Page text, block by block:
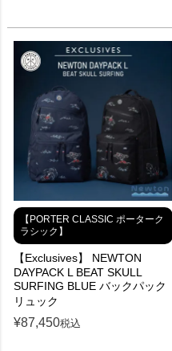
【PORTER CLASSIC ポーターク
ラシック】
【Exclusives】 NEWTON
DAYPACK L BEAT SKULL
SURFING BLUE バックパック
リュック
¥87,450税込